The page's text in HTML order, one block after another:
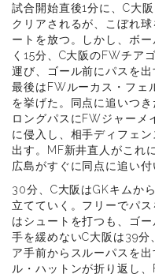
試合開始直後1分に、C大
クリアされるが、こぼれ
ートを放つ。しかし、ボ
く15分、C大阪のFWチア
運び、ゴール前にパスを
最後はFWルーカス・フェ
を挙げた。同点に追いつ
ロングパスにFWジャーメ
に侵入し、相手ディフェ
出す。MF新井直人がこれ
広島がすぐに同点に追い付
30分、C大阪はGKキムか
立てていく。フリーでパ
はシュートを打つも、ゴ
手を緩めないC大阪は39分
ア手前からスルーパスを
ル・ハットンが折り返し